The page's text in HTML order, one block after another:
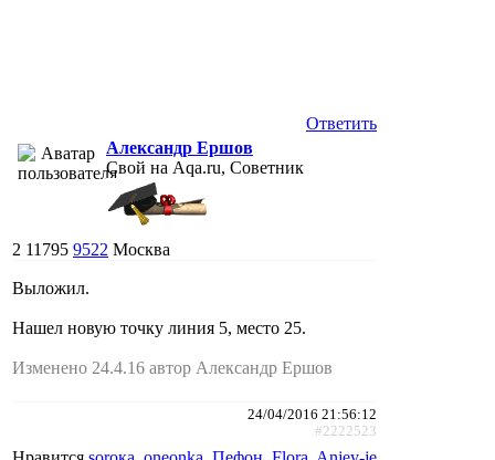
Ответить
Александр Ершов
Свой на Aqa.ru, Советник
2 11795 9522 Москва
Выложил.
Нашел новую точку линия 5, место 25.
Изменено 24.4.16 автор Александр Ершов
24/04/2016 21:56:12
#2222523